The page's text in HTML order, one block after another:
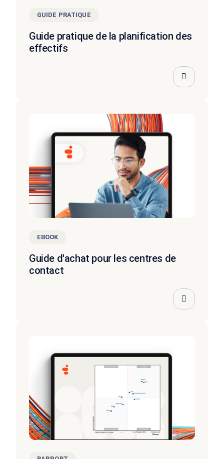
GUIDE PRATIQUE
Guide pratique de la planification des
effectifs
EBOOK
Guide d'achat pour les centres de
contact